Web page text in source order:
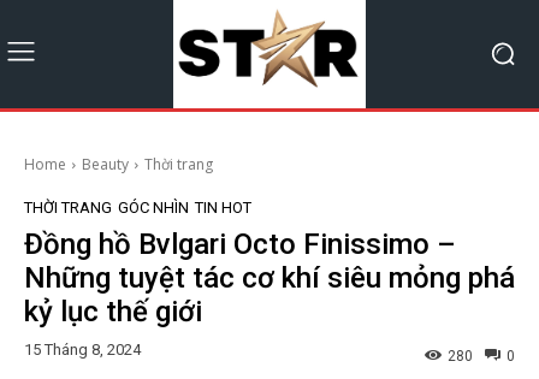
Home Beauty Thời trang
THỜI TRANG GÓC NHÌN TIN HOT
Đồng hồ Bvlgari Octo Finissimo –
Những tuyệt tác cơ khí siêu mỏng phá
kỷ lục thế giới
15 Tháng 8, 2024 0
280